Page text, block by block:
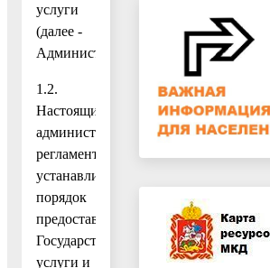
услуги
(далее -
Администрация).
1.2.
Настоящий
административный
регламент
устанавливает
порядок
предоставления
Государственной
услуги и